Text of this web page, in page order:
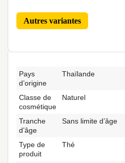
Autres variantes
Pays
d’origine
Thaïlande
Classe de
cosmétique
Naturel
Tranche
d’âge
Sans limite d’âge
Type de
produit
Thé